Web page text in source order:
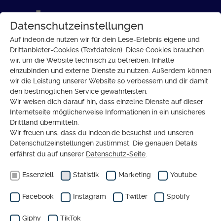
GESELLSCHAFT
Für die Frauen im Iran: Lauf
von Frankfurt nach Berlin
Datenschutzeinstellungen
Auf indeon.de nutzen wir für dein Lese-Erlebnis eigene und
Drittanbieter-Cookies (Textdateien). Diese Cookies brauchen
wir, um die Website technisch zu betreiben, Inhalte
einzubinden und externe Dienste zu nutzen. Außerdem können
wir die Leistung unserer Website so verbessern und dir damit
den bestmöglichen Service gewährleisten.
Wir weisen dich darauf hin, dass einzelne Dienste auf dieser
Internetseite möglicherweise Informationen in ein unsicheres
Drittland übermitteln.
Wir freuen uns, dass du indeon.de besuchst und unseren
Datenschutzeinstellungen zustimmst. Die genauen Details
erfährst du auf unserer Datenschutz-Seite
Essenziell Statistik Marketing Youtube
Facebook Instagram Twitter Spotify
Giphy TikTok